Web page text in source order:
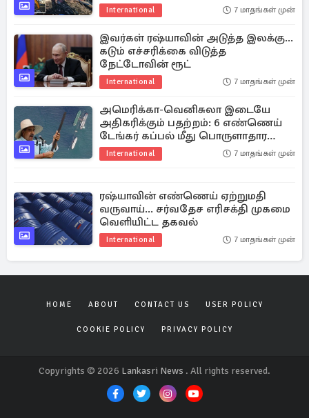
International 7 மாதங்கள் முன்
இவர்கள் ரஷ்யாவின் அடுத்த இலக்கு...
கடும் எச்சரிக்கை விடுத்த
நேட்டோவின் ரூட்
International 7 மாதங்கள் முன்
அமெரிக்கா-வெனிசுலா இடையே
அதிகரிக்கும் பதற்றம்: 6 எண்ணெய்
டேங்கர் கப்பல் மீது பொருளாதார
தடை
International 7 மாதங்கள் முன்
ரஷ்யாவின் எண்ணெய் ஏற்றுமதி
வருவாய்... சர்வதேச எரிசக்தி முகமை
வெளியிட்ட தகவல்
International 7 மாதங்கள் முன்
HOME ABOUT CONTACT US USER POLICY
COOKIE POLICY PRIVACY POLICY
Copyrights © 2026 Lankasri News . All rights reserved.